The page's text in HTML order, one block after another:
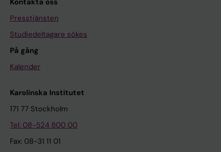
Kontakta oss
Presstjänsten
Studiedeltagare sökes
På gång
Kalender
Karolinska Institutet
171 77 Stockholm
Tel: 08-524 800 00
Fax: 08-31 11 01